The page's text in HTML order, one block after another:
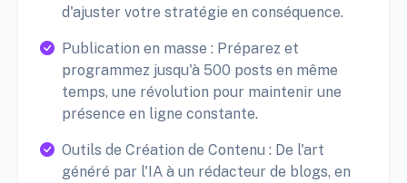
d'ajuster votre stratégie en conséquence.
Publication en masse : Préparez et
programmez jusqu'à 500 posts en même
temps, une révolution pour maintenir une
présence en ligne constante.
Outils de Création de Contenu : De l'art
généré par l'IA à un rédacteur de blogs, en